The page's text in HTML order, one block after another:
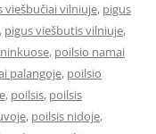
viešbučiai vilniuje, pigus
, pigus viešbutis vilniuje,
, poilsio namai
palangoje, poilsio
, poilsis, poilsis
, poilsis nidoje,